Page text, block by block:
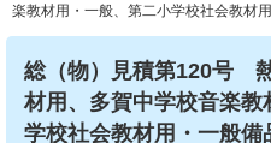
楽教材用・一般、第二小学校社会教材
総（物）見積第120号
材用、多賀中学校音楽
学校社会教材用・一般備